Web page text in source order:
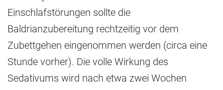
Einschlafstörungen sollte die
Baldrianzubereitung rechtzeitig vor dem
Zubettgehen eingenommen werden (circa eine
Stunde vorher). Die volle Wirkung des
Sedativums wird nach etwa zwei Wochen